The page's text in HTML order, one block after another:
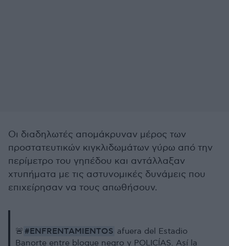
Οι διαδηλωτές απομάκρυναν μέρος των
προστατευτικών κιγκλιδωμάτων γύρω από την
περίμετρο του γηπέδου και αντάλλαξαν
χτυπήματα με τις αστυνομικές δυνάμεις που
επιχείρησαν να τους απωθήσουν.
🚨 #ENFRENTAMIENTOS afuera del Estadio
Banorte entre bloque negro y POLICÍAS. Así la